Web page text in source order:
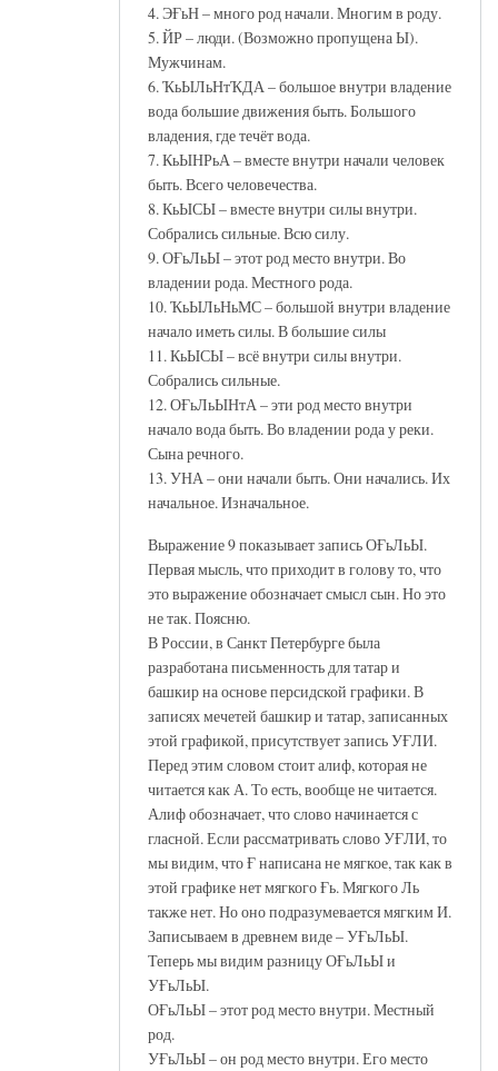
4. ЭҒьН – много род начали. Многим в роду.
5. ЙР – люди. (Возможно пропущена Ы).
Мужчинам.
6. ҠьЫЛьНтҠДА – большое внутри владение
вода большие движения быть. Большого
владения, где течёт вода.
7. КьЫНРьА – вместе внутри начали человек
быть. Всего человечества.
8. КьЫСЫ – вместе внутри силы внутри.
Собрались сильные. Всю силу.
9. ОҒьЛьЫ – этот род место внутри. Во
владении рода. Местного рода.
10. ҠьЫЛьНьМС – большой внутри владение
начало иметь силы. В большие силы
11. КьЫСЫ – всё внутри силы внутри.
Собрались сильные.
12. ОҒьЛьЫНтА – эти род место внутри
начало вода быть. Во владении рода у реки.
Сына речного.
13. УНА – они начали быть. Они начались. Их
начальное. Изначальное.
Выражение 9 показывает запись ОҒьЛьЫ.
Первая мысль, что приходит в голову то, что
это выражение обозначает смысл сын. Но это
не так. Поясню.
В России, в Санкт Петербурге была
разработана письменность для татар и
башкир на основе персидской графики. В
записях мечетей башкир и татар, записанных
этой графикой, присутствует запись УҒЛИ.
Перед этим словом стоит алиф, которая не
читается как А. То есть, вообще не читается.
Алиф обозначает, что слово начинается с
гласной. Если рассматривать слово УҒЛИ, то
мы видим, что Ғ написана не мягкое, так как в
этой графике нет мягкого Ғь. Мягкого Ль
также нет. Но оно подразумевается мягким И.
Записываем в древнем виде – УҒьЛьЫ.
Теперь мы видим разницу ОҒьЛьЫ и
УҒьЛьЫ.
ОҒьЛьЫ – этот род место внутри. Местный
род.
УҒьЛьЫ – он род место внутри. Его место